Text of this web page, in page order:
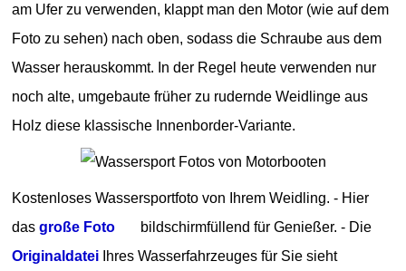
am Ufer zu verwenden, klappt man den Motor (wie auf dem
Foto zu sehen) nach oben, sodass die Schraube aus dem
Wasser herauskommt. In der Regel heute verwenden nur
noch alte, umgebaute früher zu rudernde Weidlinge aus
Holz diese klassische Innenborder-Variante.
Kostenloses Wassersportfoto von Ihrem Weidling. - Hier
dasgroße Foto
bildschirmfüllend für Genießer. - Die
Originaldatei Ihres Wasserfahrzeuges für Sie sieht